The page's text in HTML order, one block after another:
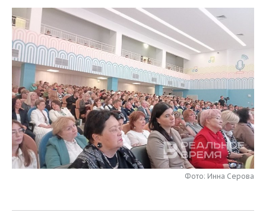
ТОРГОВЫЕ ЦЕНТРЫ
ТАТАРСТАНА
ИНВЕСТИЦИИ
МАШИНОСТРОЕНИЕ
НЕФТЕХИМИЯ
НЕФТЬ
ОПК
ЭНЕРГЕТИКА
НОВОСТИ БИЗНЕСА
РОЗНИЧНАЯ ТОРГОВЛЯ
ТРАНСПОРТ
УСЛУГИ
ТЕХНОЛОГИИ
НОВОСТИ ТЕХНОЛОГИЙ
IT
МЕДИА
ТЕЛЕКОММУНИКАЦИИ
МЕРОПРИЯТИЯ
НОВОСТИ МЕРОПРИЯТИЙ
ВЫЕЗДНАЯ РЕДАКЦИЯ
БИЗНЕС-БРАНЧИ
ONLINE-КОНФЕРЕНЦИИ
СПОРТ
НОВОСТИ СПОРТА
ФУТБОЛ
ХОККЕЙ
ОБЩЕСТВО
НОВОСТИ ОБЩЕСТВА
ВЛАСТЬ
ФОТОГАЛЕРЕЯ
СЮЖЕТЫ
Фото: Инна Серова